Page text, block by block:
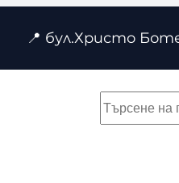
📍 бул.Христо
Търсене